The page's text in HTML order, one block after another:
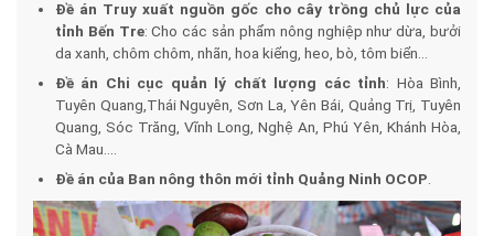
Đề án Truy xuất nguồn gốc cho cây trồng chủ lực của
tỉnh Bến Tre: Cho các sản phẩm nông nghiệp như dừa, bưởi
da xanh, chôm chôm, nhãn, hoa kiểng, heo, bò, tôm biển…
Đề án Chi cục quản lý chất lượng các tỉnh: Hòa Bình,
Tuyên Quang,Thái Nguyên, Sơn La, Yên Bái, Quảng Trị, Tuyên
Quang, Sóc Trăng, Vĩnh Long, Nghệ An, Phú Yên, Khánh Hòa,
Cà Mau….
Đề án của Ban nông thôn mới tỉnh Quảng Ninh OCOP